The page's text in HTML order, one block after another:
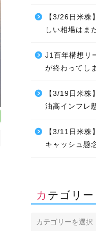
【3/26日米株
しい相場はま
J1百年構想リ
が終わってし
【3/19日米株
油高インフレ
【3/11日米株
キャッシュ懸
カテゴリー